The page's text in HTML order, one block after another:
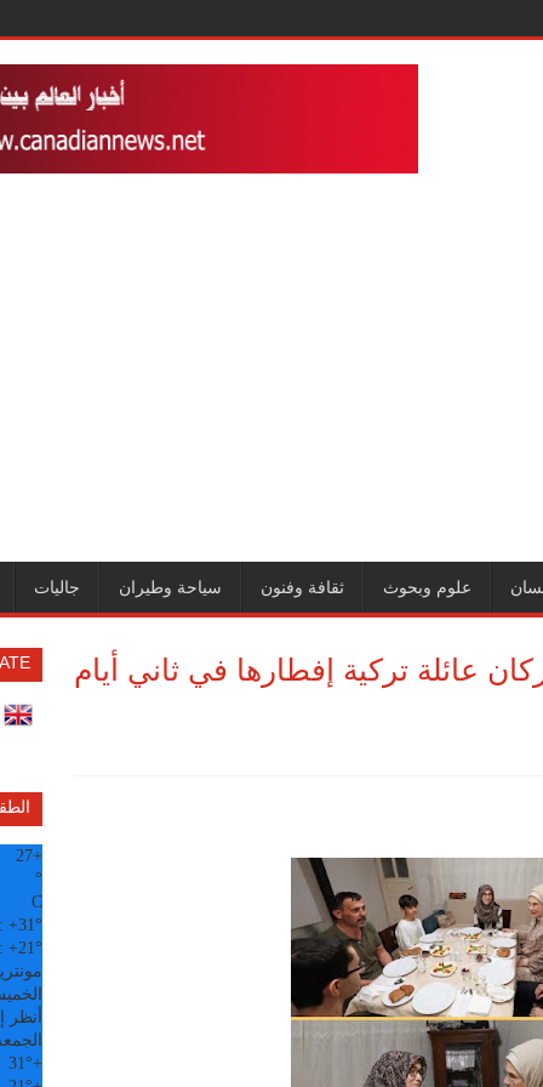
علوم وبحوث ثقافة وفنون سياحة وطيران جاليات
عائلة تركية إفطارها في ثاني أيام
+
27
°
C
+31°
+21°
أنظر
+
31°